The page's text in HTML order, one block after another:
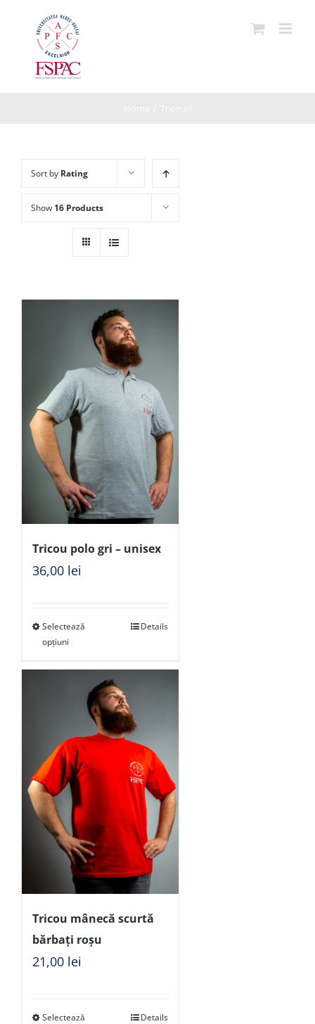
Sort by Rating
Show 16 Products
Tricou polo gri – unisex
36,00 lei
Selectează
opțiuni
Details
Tricou mânecă scurtă
bărbați roșu
21,00 lei
Selectează
Details